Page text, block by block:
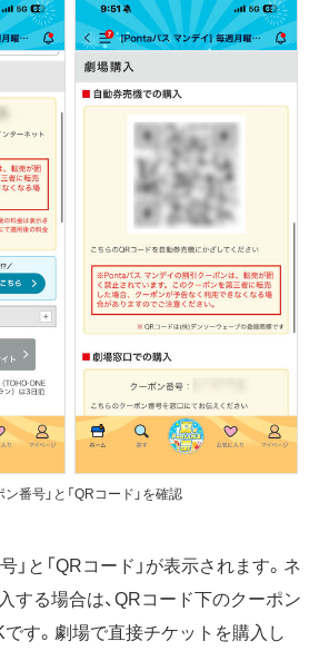
ン番号」と「QRコード」を確認
」と「QRコード」が表示されます。ネ
する場合は、QRコード下のクーポン
す。劇場で直接チケットを購入し